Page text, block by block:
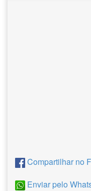
Compartilhar no
Enviar pelo